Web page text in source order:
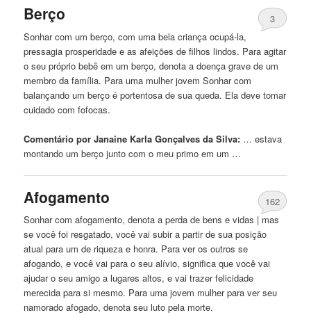
Berço
3
Sonhar comum berço, com uma bela criança ocupá-la,
pressagia prosperidade e as afeiçõesde filhos lindos. Para agitar
o seu própriobebê emum berço, denota a doença gravede um
membro da família. Para uma mulher jovem Sonhar com
balançandoum berço é portentosade sua queda. Ela deve tomar
cuidado com fofocas.
Comentário por Janaine Karla Gonçalves da Silva: … estava
montandoum berço junto com o meu primo emum …
Afogamento
162
Sonhar com afogamento, denota a perdade bens e vidas | mas
se você foi resgatado, você vai subir a partirde sua posição
atual paraum de riqueza e honra. Para ver os outros se
afogando, e você vai para o seu alívio, significa que você vai
ajudar o seu amigo a lugares altos, e vai trazer felicidade
merecida para si mesmo. Para uma jovem mulher para ver seu
namorado afogado, denota seu luto pela morte.